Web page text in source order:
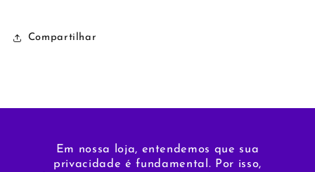
Compartilhar
Em nossa loja, entendemos que sua
privacidade é fundamental. Por isso,